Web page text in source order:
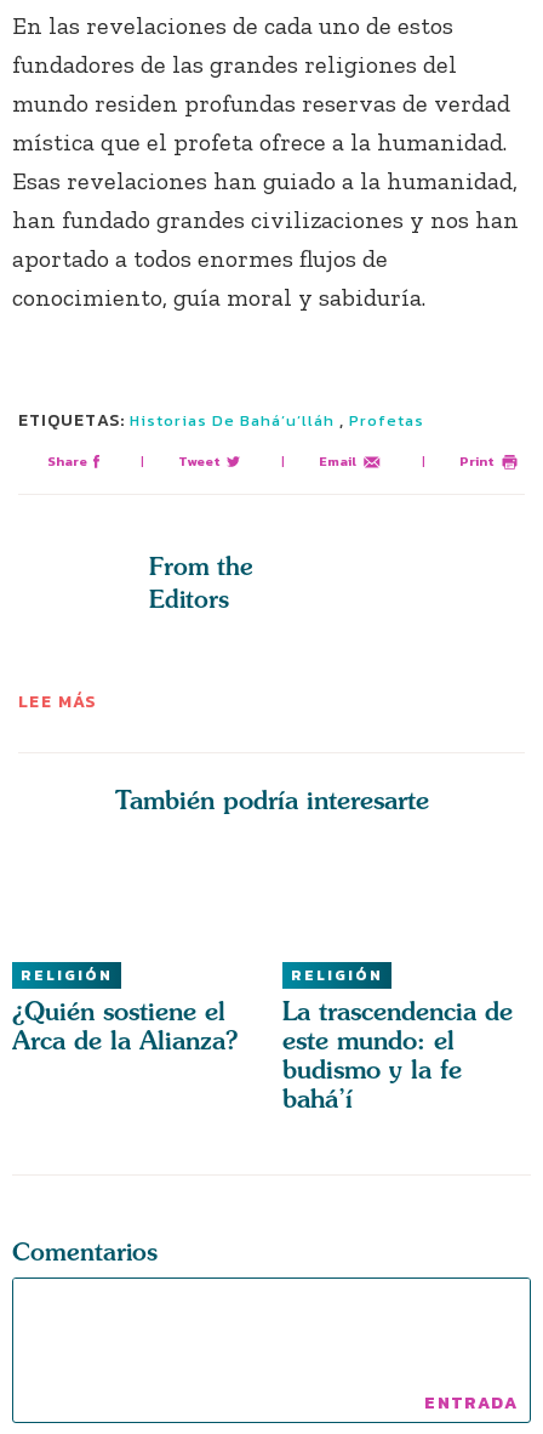
En las revelaciones de cada uno de estos
fundadores de las grandes religiones del
mundo residen profundas reservas de verdad
mística que el profeta ofrece a la humanidad.
Esas revelaciones han guiado a la humanidad,
han fundado grandes civilizaciones y nos han
aportado a todos enormes flujos de
conocimiento, guía moral y sabiduría.
ETIQUETAS: Historias De Bahá’u’lláh ,Profetas
Share | Tweet | Email | Print
From the
Editors
LEE MÁS
También podría interesarte
RELIGIÓN
¿Quién sostiene el
Arca de la Alianza?
RELIGIÓN
La trascendencia de
este mundo: el
budismo y la fe
bahá’í
Comentarios